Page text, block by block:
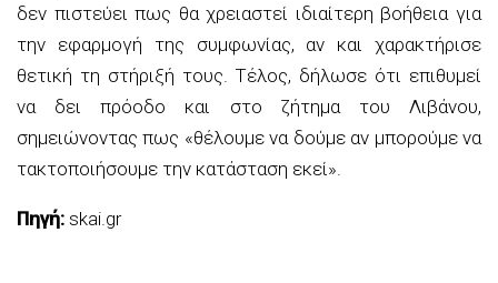
δεν πιστεύει πως θα χρειαστεί ιδιαίτερη βοήθεια για
την εφαρμογή της συμφωνίας, αν και χαρακτήρισε
θετική τη στήριξή τους. Τέλος, δήλωσε ότι επιθυμεί
να δει πρόοδο και στο ζήτημα του Λιβάνου,
σημειώνοντας πως «θέλουμε να δούμε αν μπορούμε να
τακτοποιήσουμε την κατάσταση εκεί».
Πηγή: skai.gr